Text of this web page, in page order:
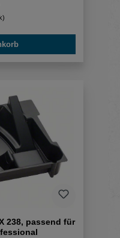
238, passend für